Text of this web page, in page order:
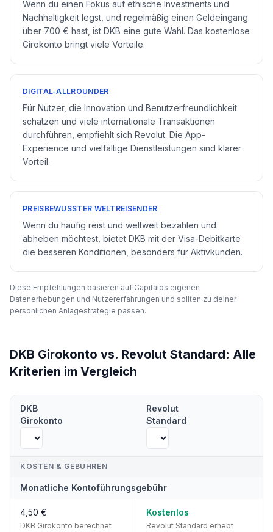
Wenn du einen Fokus auf ethische Investments und
Nachhaltigkeit legst, und regelmäßig einen Geldeingang
über 700 € hast, ist DKB eine gute Wahl. Das kostenlose
Girokonto bringt viele Vorteile.
DIGITAL-ALLROUNDER
Für Nutzer, die Innovation und Benutzerfreundlichkeit
schätzen und viele internationale Transaktionen
durchführen, empfiehlt sich Revolut. Die App-
Experience und vielfältige Dienstleistungen sind klarer
Vorteil.
PREISBEWUSSTER WELTREISENDER
Wenn du häufig reist und weltweit bezahlen und
abheben möchtest, bietet DKB mit der Visa-Debitkarte
die besseren Konditionen, besonders für Aktivkunden.
Diese Empfehlungen basieren auf Capitalos eigenen
Datenerhebungen und Nutzererfahrungen und sollten zu deiner
persönlichen Anlagestrategie passen.
DKB Girokonto vs. Revolut Standard: Alle
Kriterien im Vergleich
Direkter Vergleich: — Alle
DKB
Girokonto
Revolut
Standard
KOSTEN & GEBÜHREN
Monatliche Kontoführungsgebühr
4,50 €
DKB Girokonto berechnet
Kostenlos
Revolut Standard erhebt